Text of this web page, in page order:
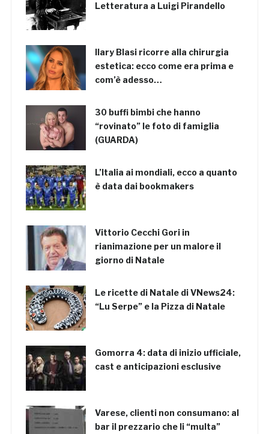
Letteratura a Luigi Pirandello
Ilary Blasi ricorre alla chirurgia
estetica: ecco come era prima e
com’è adesso…
30 buffi bimbi che hanno
“rovinato” le foto di famiglia
(GUARDA)
L’Italia ai mondiali, ecco a quanto
è data dai bookmakers
Vittorio Cecchi Gori in
rianimazione per un malore il
giorno di Natale
Le ricette di Natale di VNews24:
“Lu Serpe” e la Pizza di Natale
Gomorra 4: data di inizio ufficiale,
cast e anticipazioni esclusive
Varese, clienti non consumano: al
bar il prezzario che li “multa”